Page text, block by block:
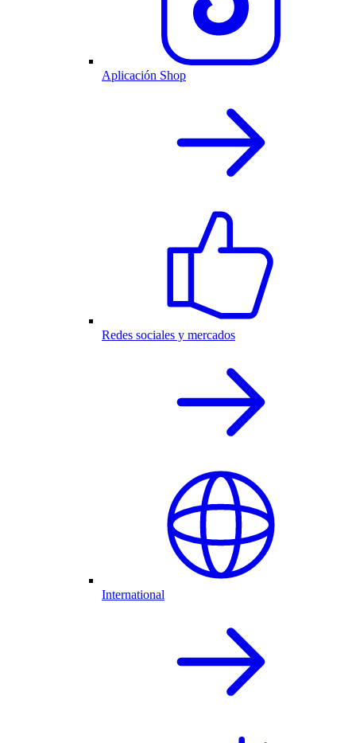
Aplicación Shop
Redes sociales y mercados
International